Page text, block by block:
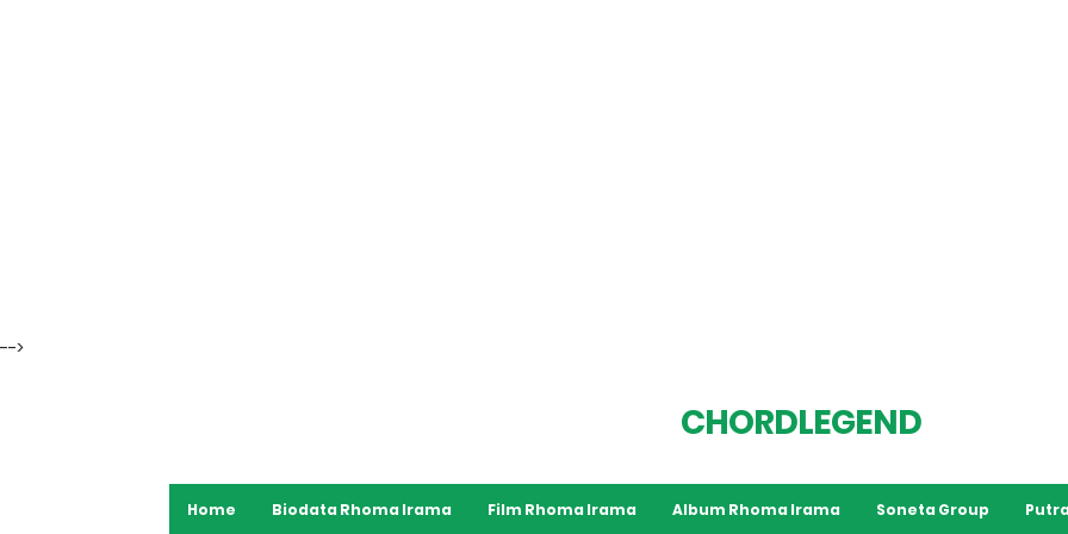
-->
CHORDLEGEND
Home Biodata Rhoma Irama Film Rhoma Irama Album Rhoma Irama Soneta Group